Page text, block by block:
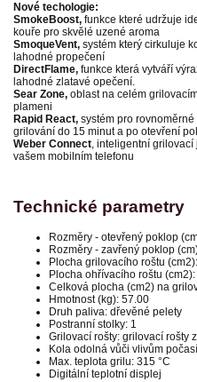
Nové techologie:
SmokeBoost, funkce které udržuje
kouře pro skvělé uzené aroma
SmoqueVent, systém který cirkuluje
lahodné propečení
DirectFlame, funkce která vytváří
lahodné zlatavé opečení.
Sear Zone, oblast na celém
plameni
Rapid React, systém pro
grilování do 15 minut a po otevření
Weber Connect, inteligentní grilovací
vašem mobilním telefonu
Technické parametry
Rozměry - otevřený poklop
Rozměry - zavřený poklop
Plocha grilovacího roštu
Plocha ohřívacího roštu
Celková plocha (cm2) na
Hmotnost (kg): 57.00
Druh paliva: dřevěné pelety
Postranní stolky: 1
Grilovací rošty: grilovací rošty
Kola odolná vůči vlivům
Max. teplota grilu: 315 °C
Digitální teplotní displej